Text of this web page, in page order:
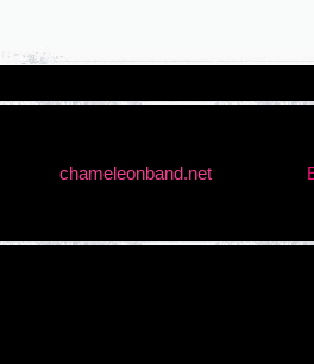
chameleonband.net